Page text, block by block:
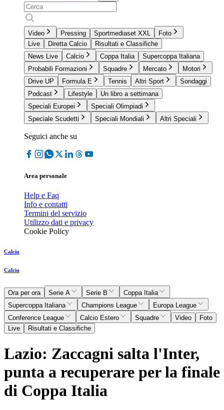
Video Pressing Sportmediaset XXL
Foto
Live
Diretta Calcio
Risultati e Classifiche
News Live
Calcio Coppa Italia
Supercoppa Italiana
Probabili Formazioni
Squadre Mercato
Motori
Drive UP
Formula E Tennis Altri Sport
Sondaggi
Podcast
Lifestyle
Un libro a settimana
Speciali Europei
Speciali Olimpiadi
Speciale Scudetti
Speciali Mondiali Altri Speciali
Seguici anche su
Area personale
Help e Faq
Info e contatti
Termini del servizio
Utilizzo dati e privacy
Cookie Policy
Calcio
Calcio
Ora per ora Serie A Serie B
Coppa Italia
Supercoppa Italiana
Champions League
Europa League
Conference League
Calcio Estero Squadre Video
Foto
Live
Risultati e Classifiche
Lazio: Zaccagni salta l'Inter,
punta a recuperare per la finale
di Coppa Italia